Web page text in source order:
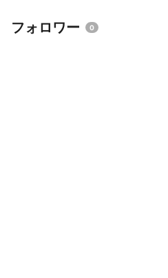
フォロワー 0